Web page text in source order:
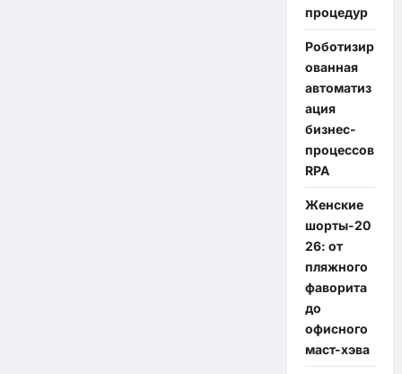
процедур
Роботизир
ованная
автоматиз
ация
бизнес-
процессов
RPA
Женские
шорты-20
26: от
пляжного
фаворита
до
офисного
маст-хэва